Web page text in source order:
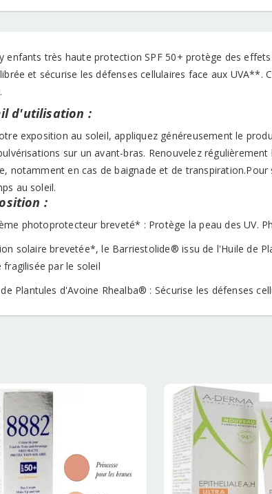
out of
customer
rating
enfants très haute protection SPF 50+ protège des
et sécurise les défenses cellulaires face aux
d'utilisation :
exposition au soleil, appliquez généreusement le
sur un avant-bras. Renouvelez
notamment en cas de baignade et de
au soleil.
:
photoprotecteur breveté* : Protège la peau des UV.
solaire brevetée*, le Barriestolide® issu de l'Huile de
fragilisée par le soleil
Plantules d'Avoine Rhealba® : Sécurise les défenses